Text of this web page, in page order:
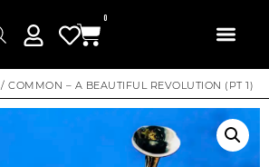
0
/ COMMON – A BEAUTIFUL REVOLUTION (PT 1)